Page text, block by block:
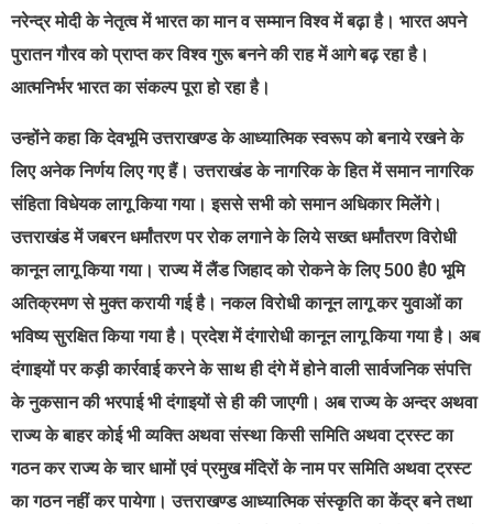
नरेन्द्र मोदी के नेतृत्व में भारत का मान व सम्मान विश्व में बढ़ा है। भारत अपने
पुरातन गौरव को प्राप्त कर विश्व गुरू बनने की राह में आगे बढ़ रहा है।
आत्मनिर्भर भारत का संकल्प पूरा हो रहा है।
उन्होंने कहा कि देवभूमि उत्तराखण्ड के आध्यात्मिक स्वरूप को बनाये रखने के
लिए अनेक निर्णय लिए गए हैं। उत्तराखंड के नागरिक के हित में समान नागरिक
संहिता विधेयक लागू किया गया। इससे सभी को समान अधिकार मिलेंगे।
उत्तराखंड में जबरन धर्मांतरण पर रोक लगाने के लिये सख्त धर्मांतरण विरोधी
कानून लागू किया गया। राज्य में लैंड जिहाद को रोकने के लिए 500 है0 भूमि
अतिक्रमण से मुक्त करायी गई है। नकल विरोधी कानून लागू कर युवाओं का
भविष्य सुरक्षित किया गया है। प्रदेश में दंगारोधी कानून लागू किया गया है। अब
दंगाइयों पर कड़ी कार्रवाई करने के साथ ही दंगे में होने वाली सार्वजनिक संपत्ति
के नुकसान की भरपाई भी दंगाइयों से ही की जाएगी। अब राज्य के अन्दर अथवा
राज्य के बाहर कोई भी व्यक्ति अथवा संस्था किसी समिति अथवा ट्रस्ट का
गठन कर राज्य के चार धामों एवं प्रमुख मंदिरों के नाम पर समिति अथवा ट्रस्ट
का गठन नहीं कर पायेगा। उत्तराखण्ड आध्यात्मिक संस्कृति का केंद्र बने तथा